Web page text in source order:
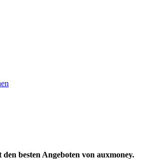
besten Angeboten von auxmoney.